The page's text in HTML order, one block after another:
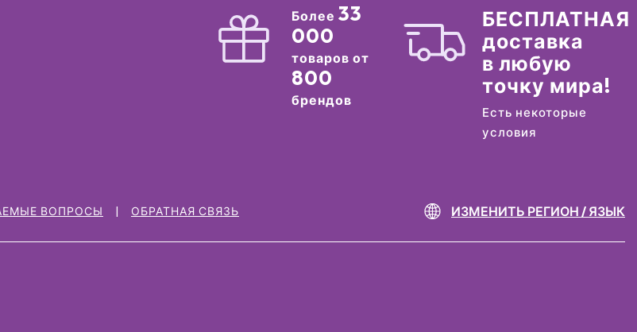
Более 33
000
товаров от
800
брендов
БЕСПЛАТНАЯ
доставка
в любую
точку мира!
Есть некоторые
условия
ВОПРОСЫ ОБРАТНАЯ СВЯЗЬ ИЗМЕНИТЬ РЕГИОН / ЯЗЫК